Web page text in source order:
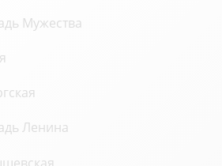
Ленина
Мужества